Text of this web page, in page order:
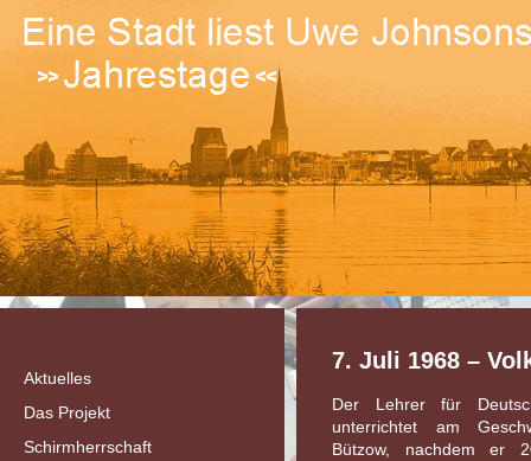
7. Juli 1968 –
Der Lehrer für
unterrichtet am
Bützow, nachdem er
Aktuelles
Das Projekt
Schirmherrschaft